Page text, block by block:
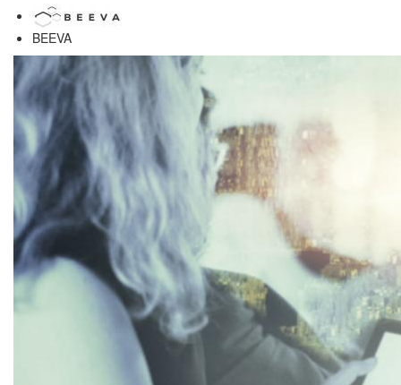
BEEVA